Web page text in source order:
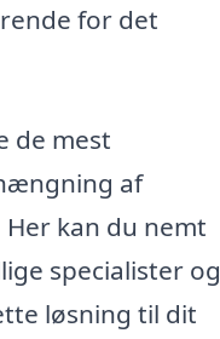
for det
de mest
af
kan du nemt
specialister og
løsning til dit